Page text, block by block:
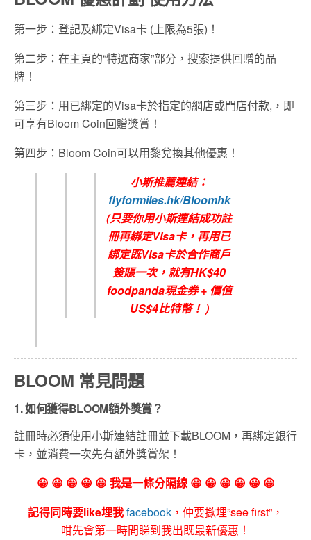
第一步：登記及綁定Visa卡 (上限為5張)！
第二步：在主頁的“特選商家”部分，搜索提供回贈的品
牌！
第三步：用已綁定的Visa卡於指定的網店或門店付款,，即
可享有Bloom Coin回贈獎賞！
第四步：Bloom Coin可以用黎兌換其他優惠！
小斯推薦連結：
flyformiles.hk/Bloomhk
(只要你用小斯連結成功註
冊再綁定Visa卡，再用已
綁定既Visa卡於合作商戶
簽賬一次，就有HK$40
foodpanda現金券 + 價值
US$4比特幣！ )
BLOOM 常見問題
1. 如何獲得BLOOM額外獎賞？
註冊時必須使用小斯連結註冊並下載BLOOM，再綁定銀行
卡，並消費一次先有額外獎賞架！
😀 😀 😀 😀 😀 我是一條分隔線 😀 😀 😀 😀 😀 😀
記得同時要like埋我facebook ，仲要撳埋”see first”，
咁先會第一時間睇到我出既最新優惠！